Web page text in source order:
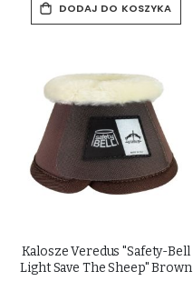
DODAJ DO KOSZYKA
Kalosze Veredus "Safety-Bell
Light Save The Sheep" Brown